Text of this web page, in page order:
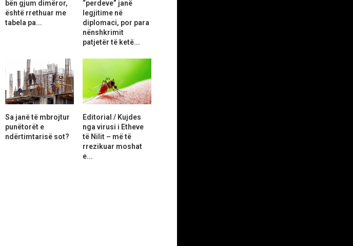
bën gjum dimëror,
është rrethuar me
tabela pa...
“perdeve” janë
legjitime në
diplomaci, por para
nënshkrimit
patjetër të ketë...
Sa janë të mbrojtur
punëtorët e
ndërtimtarisë sot?
Editorial / Kujdes
nga virusi i Etheve
të Nilit – më të
rrezikuar moshat
e...